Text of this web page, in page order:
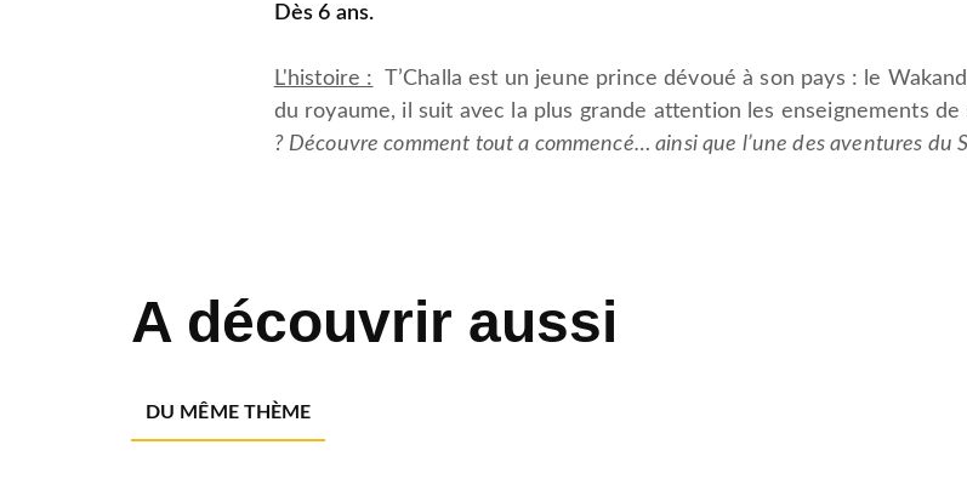
Dès 6 ans.
L'histoire : T’Challa est un jeune prince dévoué à son pays : le
du royaume, il suit avec la plus grande attention les enseignements de
? Découvre comment tout a commencé… ainsi que l’une des aventures du
A découvrir aussi
DU MÊME THÈME